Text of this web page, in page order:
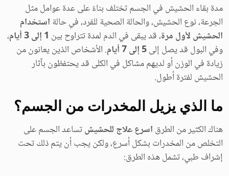
مدة بقاء الحشيش في الجسم تختلف بناءً على عدة عوامل مثل
الجرعة، نوع الحشيش، والحالة الصحية للفرد، في حالة استخدام
الحشيش لأول مرة، قد يبقى في الدم لمدة تتراوح بين 1 إلى 3 أيام
،
وفي البول قد يصل إلى5 إلى 7 أيام
. الأشخاص الذين يعانون من
زيادة في الوزن أو لديهم مشاكل في الكلى قد يحتفظون بآثار
الحشيش لفترة أطول.
ما الذي يزيل المخدرات من الجسم؟
هناك الكثير من الطرق اسرع علاج للحشيشتساعد الجسم على
التخلص من المخدرات بشكل أسرع، ولكن يجب أن يتم ذلك تحت
إشراف طبي، تشمل هذه الطرق: